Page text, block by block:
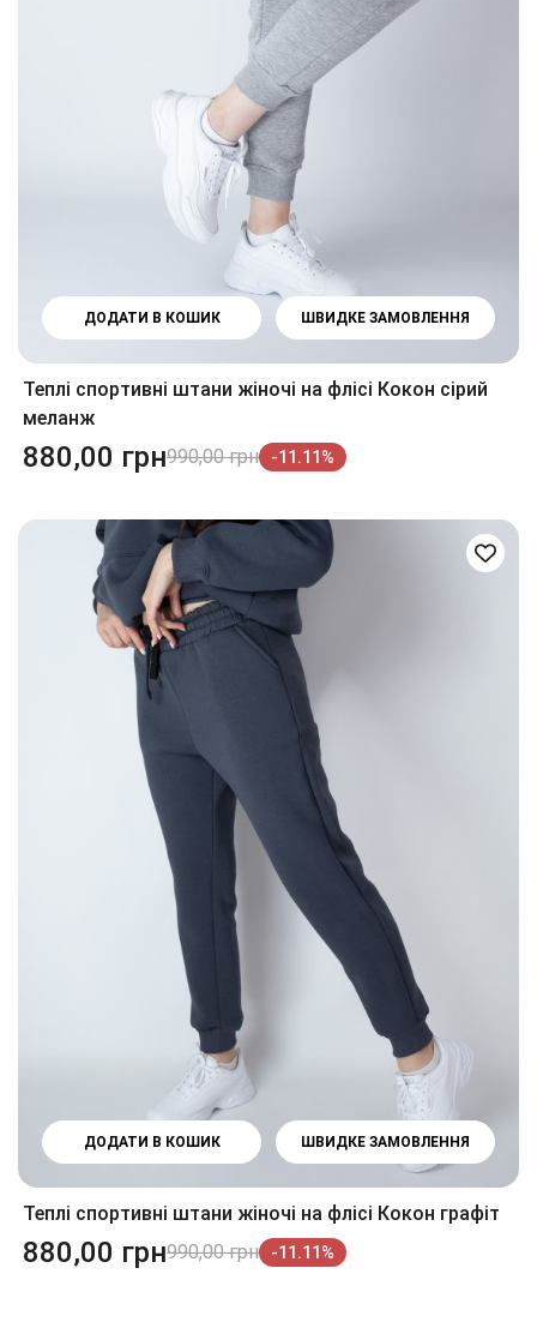
ДОДАТИ В КОШИК ШВИДКЕ ЗАМОВЛЕННЯ
Теплі спортивні штани жіночі на флісі Кокон сірий
меланж
880,00 грн990,00 грн -11.11%
ДОДАТИ В КОШИК ШВИДКЕ ЗАМОВЛЕННЯ
Теплі спортивні штани жіночі на флісі Кокон графіт
880,00 грн990,00 грн -11.11%